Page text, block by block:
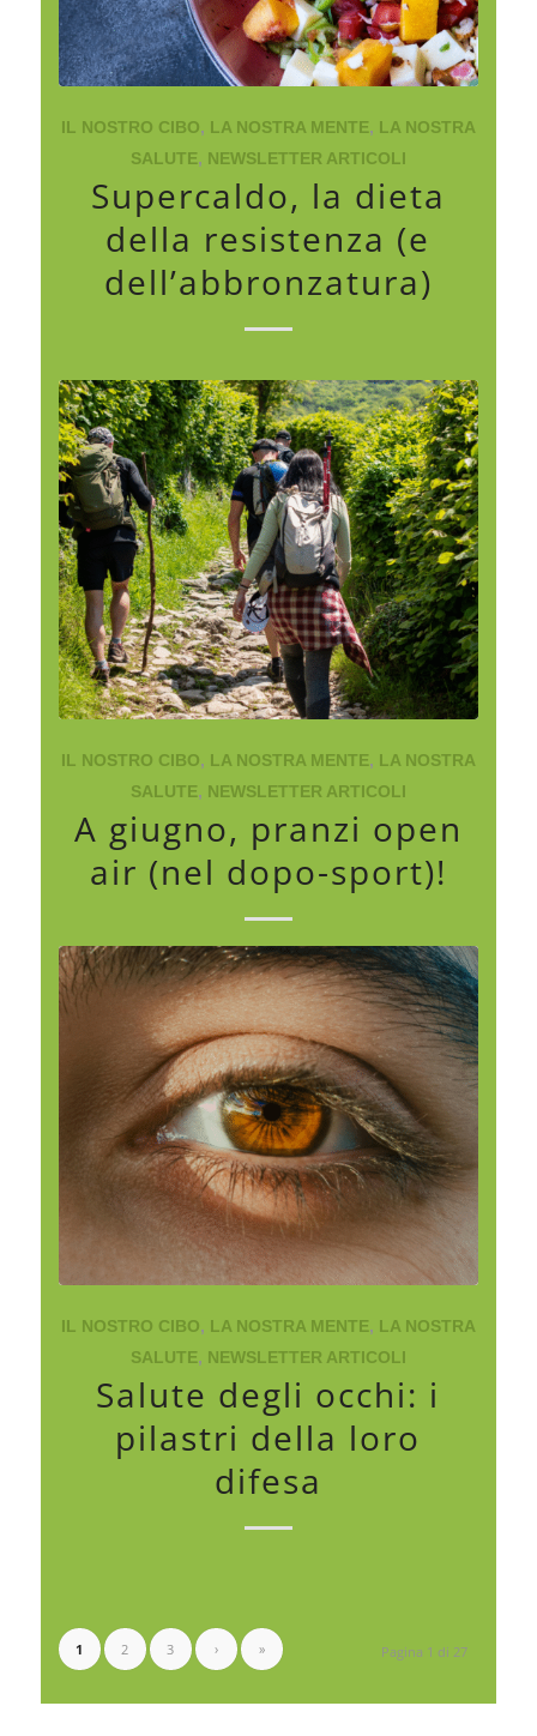
IL NOSTRO CIBO, LA NOSTRA MENTE, LA NOSTRA
SALUTE, NEWSLETTER ARTICOLI
Supercaldo, la dieta
della resistenza (e
dell’abbronzatura)
IL NOSTRO CIBO, LA NOSTRA MENTE, LA NOSTRA
SALUTE, NEWSLETTER ARTICOLI
A giugno, pranzi open
air (nel dopo-sport)!
IL NOSTRO CIBO, LA NOSTRA MENTE, LA NOSTRA
SALUTE, NEWSLETTER ARTICOLI
Salute degli occhi: i
pilastri della loro
difesa
Pagina 1 di 27
1 2 3 › »